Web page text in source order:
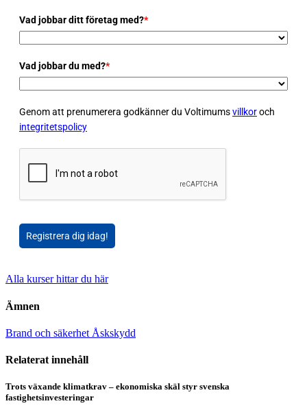
Vad jobbar ditt företag med?*
Vad jobbar du med?*
Genom att prenumerera godkänner du Voltimumsvillkoroch
integritetspolicy
Registrera dig idag!
Alla kurser hittar du här
Ämnen
Brand och säkerhet Åskskydd
Relaterat innehåll
Trots växande klimatkrav – ekonomiska skäl styr svenska
fastighetsinvesteringar